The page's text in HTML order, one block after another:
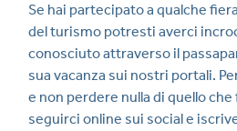
Se hai partecipato a qualche
del turismo potresti averci
conosciuto attraverso il
sua vacanza sui nostri portali.
e non perdere nulla di quello che
seguirci online sui social e